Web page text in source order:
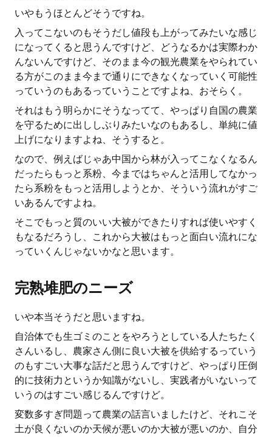
いやもうほとんどそうですね。
入ってこないのもそうだし値段も上がってみたいな感じ
になってくると思うんですけど、どうなるかは実際わか
んないんですけど、そのまま今の観光農業をやられてい
る方がこのまま今まで通りにできなくなっていく可能性
っていうのもあるっていうことですよね、おそらく。
それはもう明らかにそうなってて、やっぱり自国の農業
を守るために出ししぶりみたいなのもあるし、単純に値
上げになりますよね、そうすると。
なので、例えばじゃあ中国から林が入ってこなくなるん
だったらもっと系粉、今まではちゃんと活用してなかっ
たら系粉をもっと活用しようとか、そういう流れがすご
いあるんですよね。
そこでもっと質のいい大被ができたりすれば使いやすく
もなるだろうし、これから大被はもっと面白い流れにな
っていくんじゃないかなと思います。
完熟堆肥のニーズ
いや本当そうだと思いますね。
自治体でも生ゴミのことをやろうとしている人たちたく
さんいるし、農家さん側に良い大被を供給するっていう
のもすごい大事な話だと思うんですけど、やっぱり圧倒
的に技術力というか知識がないし、実践者がいないって
いうのはすごい感じるんですけど。
変数多すぎ問題って農業の話言いましたけど、それこそ
土が良くないのか天候が悪いのか大被が悪いのか、自分